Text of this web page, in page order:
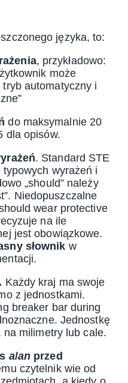
języka, to:
, przykładowo:
może
tryb automatyczny i
do maksymalnie 20
dla opisów.
. Standard STE
typowych wyrażeń i
„should” należy
Niedopuszczalne
wear protective
na ile
jest obowiązkowe.
słownik w
Każdy kraj ma swoje
z jednostkami.
breaker bar during
Jednostkę
na milimetry lub cale.
a/an przed
czytelnik wie od